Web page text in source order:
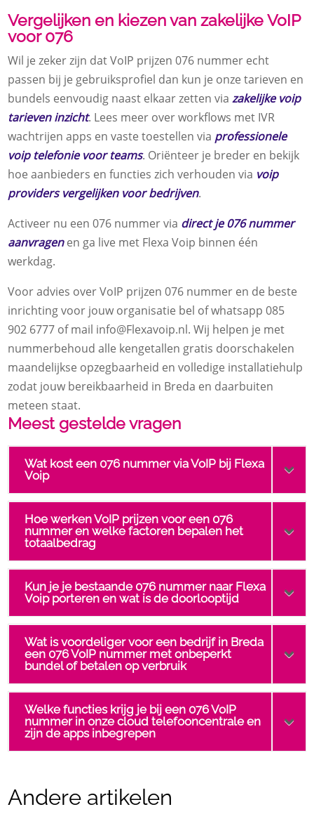
Vergelijken en kiezen van zakelijke VoIP
voor 076
Wil je zeker zijn dat VoIP prijzen 076 nummer echt
passen bij je gebruiksprofiel dan kun je onze tarieven en
bundels eenvoudig naast elkaar zetten viazakelijke voip
tarieven inzicht.​ Lees meer over workflows met IVR
wachtrijen apps en vaste toestellen via professionele
voip telefonie voor teams.​ Oriënteer je breder en bekijk
hoe aanbieders en functies zich verhouden via voip
providers vergelijken voor bedrijven.​
Activeer nu een 076 nummer via direct je 076 nummer
aanvragenen ga live met Flexa Voip binnen één
werkdag.​
Voor advies over VoIP prijzen 076 nummer en de beste
inrichting voor jouw organisatie bel of whatsapp 085
902 6777 of mail info@Flexavoip.​nl.​ Wij helpen je met
nummerbehoud alle kengetallen gratis doorschakelen
maandelijkse opzegbaarheid en volledige installatiehulp
zodat jouw bereikbaarheid in Breda en daarbuiten
meteen staat.​
Meest gestelde vragen
Wat kost een 076 nummer via VoIP bij Flexa
Voip
Hoe werken VoIP prijzen voor een 076
nummer en welke factoren bepalen het
totaalbedrag
Kun je je bestaande 076 nummer naar Flexa
Voip porteren en wat is de doorlooptijd
Wat is voordeliger voor een bedrijf in Breda
een 076 VoIP nummer met onbeperkt
bundel of betalen op verbruik
Welke functies krijg je bij een 076 VoIP
nummer in onze cloud telefooncentrale en
zijn de apps inbegrepen
Andere artikelen